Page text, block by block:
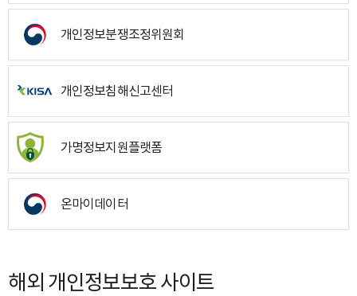
개인정보분쟁조정위원회
개인정보침해신고센터
가명정보지원플랫폼
온마이데이터
해외 개인정보보호 사이트